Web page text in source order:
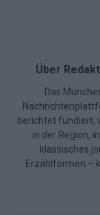
Über
Das
berichtet fundiert,
in der Region,
klassisches
Erzählformen –